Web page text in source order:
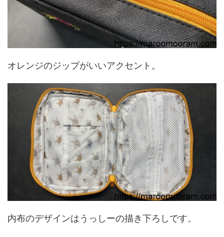
オレンジのジップがいいアクセント。
内布のデザインはうっしーの描き下ろしです。